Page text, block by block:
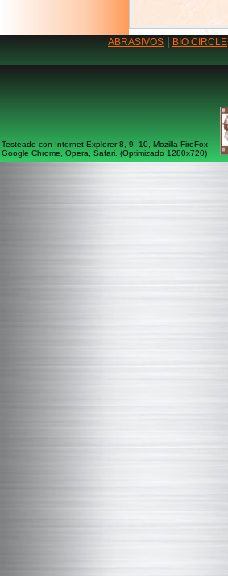
ABRASIVOS BIO CIRCLE
Testeado con Internet Explorer 8, 9, 10, Mozilla FireFox,
Google Chrome, Opera, Safari. (Optimizado 1280x720)